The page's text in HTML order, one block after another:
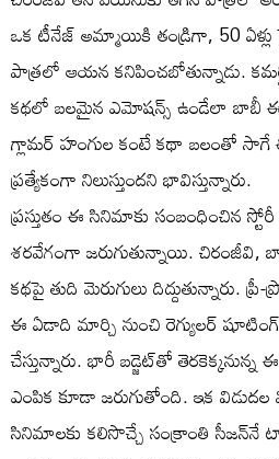
ఒక టీనేజ్ అమ్మాయికి తండ్రిగా, 50
పాత్రలో ఆయన కనిపించబోతున్నాడు.
కథలో బలమైన ఎమోషన్స్ ఉండేలా బాబీ ఈ
గ్లామర్ హంగుల కంటే కథా బలంతో
ప్రత్యేకంగా నిలుస్తుందని భావిస్తున్నారు.
ప్రస్తుతం ఈ సినిమాకు సంబంధించిన
శరవేగంగా జరుగుతున్నాయి. చిరంజీవి,
కథపై తుది మెరుగులు దిద్దుతున్నారు. ప్రీ-
ఈ ఏడాది మార్చి నుంచి రెగ్యులర్
చేస్తున్నారు. భారీ బడ్జెట్‌తో
ఎంపిక కూడా జరుగుతోంది. ఇక
సినిమాలకు కలిసొచ్చే సంక్రాంతి సీజన్‌నే